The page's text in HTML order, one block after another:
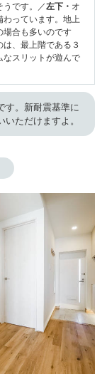
うです。／左下・ オ
わっています。地上
場合も多いのです
、最上階である３
なスリットが遊んで
す。新耐震基準に
ただけますよ。